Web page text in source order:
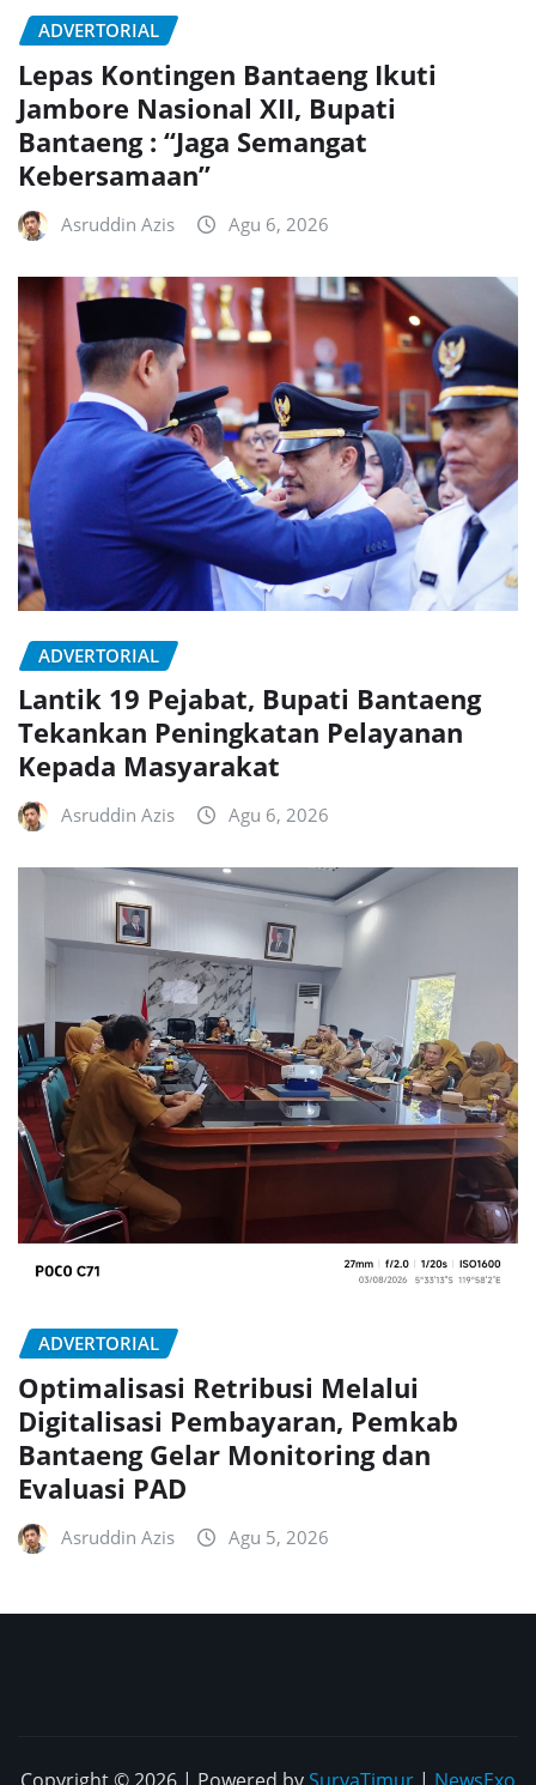
ADVERTORIAL
Lepas Kontingen Bantaeng Ikuti
Jambore Nasional XII, Bupati
Bantaeng : “Jaga Semangat
Kebersamaan”
Asruddin Azis Agu 6, 2026
ADVERTORIAL
Lantik 19 Pejabat, Bupati Bantaeng
Tekankan Peningkatan Pelayanan
Kepada Masyarakat
Asruddin Azis Agu 6, 2026
ADVERTORIAL
Optimalisasi Retribusi Melalui
Digitalisasi Pembayaran, Pemkab
Bantaeng Gelar Monitoring dan
Evaluasi PAD
Asruddin Azis Agu 5, 2026
Copyright © 2026 | Powered by SuryaTimur | NewsExo